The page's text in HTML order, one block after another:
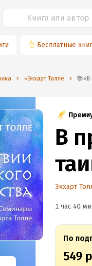
👌 Бесплатные
⭐️Экхарт Толле
В
Экхарт
1 час 40
По
549